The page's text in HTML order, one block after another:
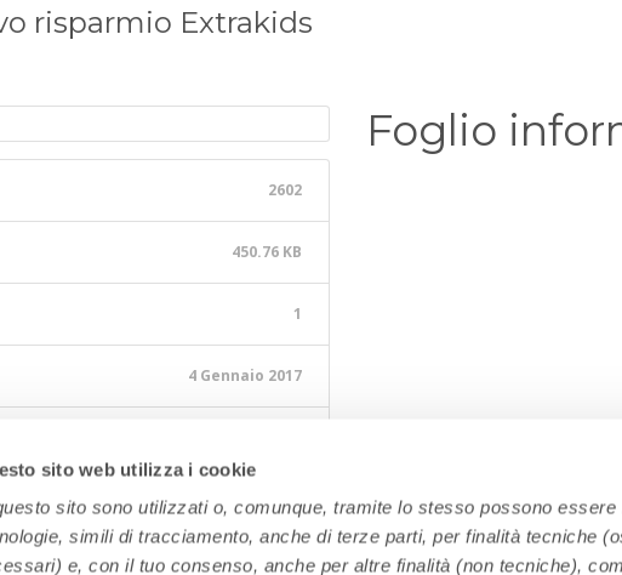
sito web utilizza i cookie
sito sono utilizzati o, comunque, tramite lo stesso possono
simili di tracciamento, anche di terze parti, per finalità tecniche
e, con il tuo consenso, anche per altre finalità (non tecniche),
risparmio Extrakids
2602
450.76 KB
1
4 Gennaio 2017
Foglio